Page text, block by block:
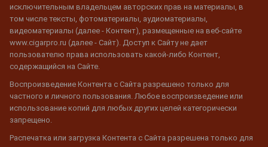
исключительным владельцем авторских прав на материалы, в
том числе тексты, фотоматериалы, аудиоматериалы,
видеоматериалы (далее - Контент), размещенные на веб-сайте
www.cigarpro.ru (далее - Сайт). Доступ к Сайту не дает
пользователю права использовать какой-либо Контент,
содержащийся на Сайте.
Воспроизведение Контента с Сайта разрешено только для
частного и личного пользования. Любое воспроизведение или
использование копий для любых других целей категорически
запрещено.
Распечатка или загрузка Контента с Сайта разрешена только для